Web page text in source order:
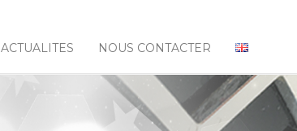
ACTUALITES NOUS CONTACTER